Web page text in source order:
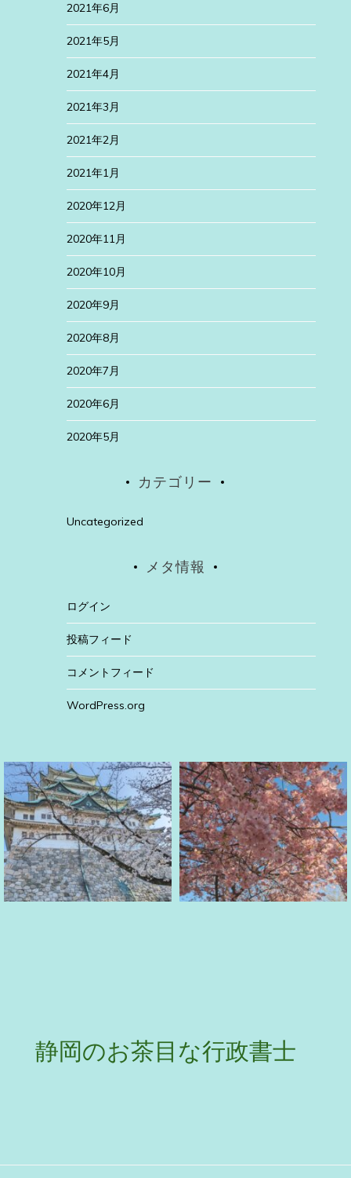
2021年6月
2021年5月
2021年4月
2021年3月
2021年2月
2021年1月
2020年12月
2020年11月
2020年10月
2020年9月
2020年8月
2020年7月
2020年6月
2020年5月
カテゴリー
Uncategorized
メタ情報
ログイン
投稿フィード
コメントフィード
WordPress.org
静岡のお茶目な行政書士